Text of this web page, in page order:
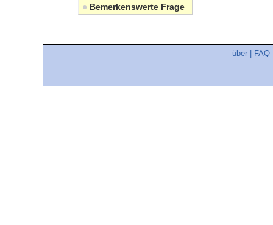
● Bemerkenswerte Frage
über FAQ